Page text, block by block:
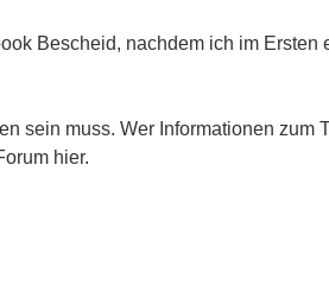
Bescheid, nachdem ich im
sein muss. Wer Informationen
hier.